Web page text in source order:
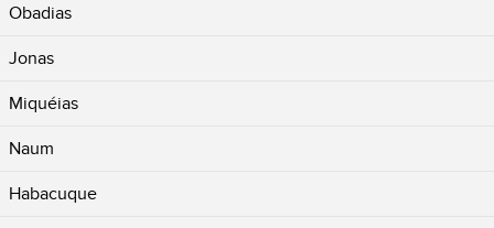
Obadias
Jonas
Miquéias
Naum
Habacuque